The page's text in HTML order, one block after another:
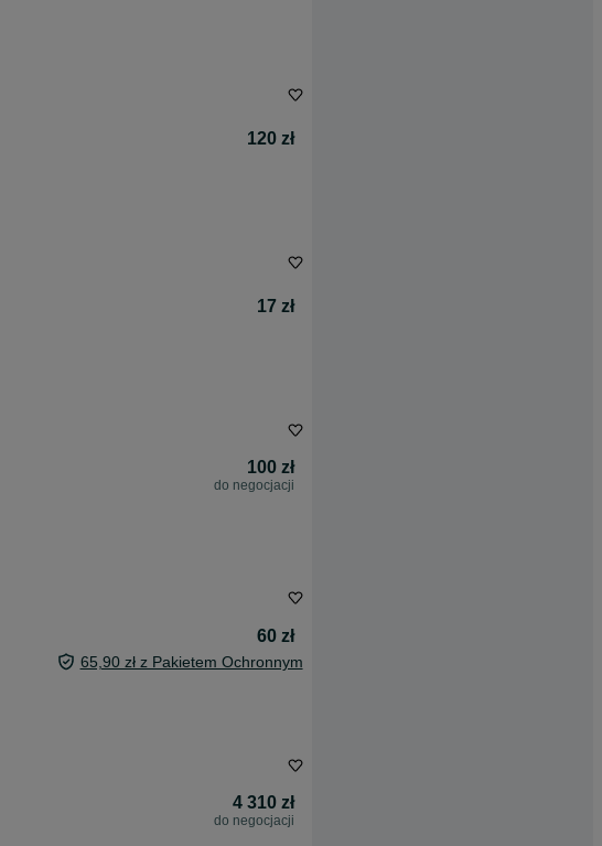
120 zł
17 zł
100 zł
do negocjacji
60 zł
65,90 zł z Pakietem Ochronnym
4 310 zł
do negocjacji